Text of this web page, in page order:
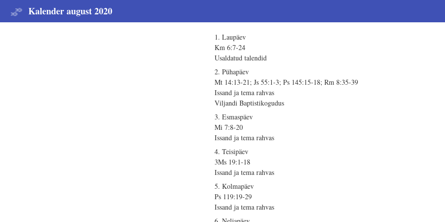
Kalender august 2020
1. Laupäev
Km 6:7-24
Usaldatud talendid
2. Pühapäev
Mt 14:13-21; Js 55:1-3; Ps 145:15-18; Rm 8:35-39
Issand ja tema rahvas
Viljandi Baptistikogudus
3. Esmaspäev
Mi 7:8-20
Issand ja tema rahvas
4. Teisipäev
3Ms 19:1-18
Issand ja tema rahvas
5. Kolmapäev
Ps 119:19-29
Issand ja tema rahvas